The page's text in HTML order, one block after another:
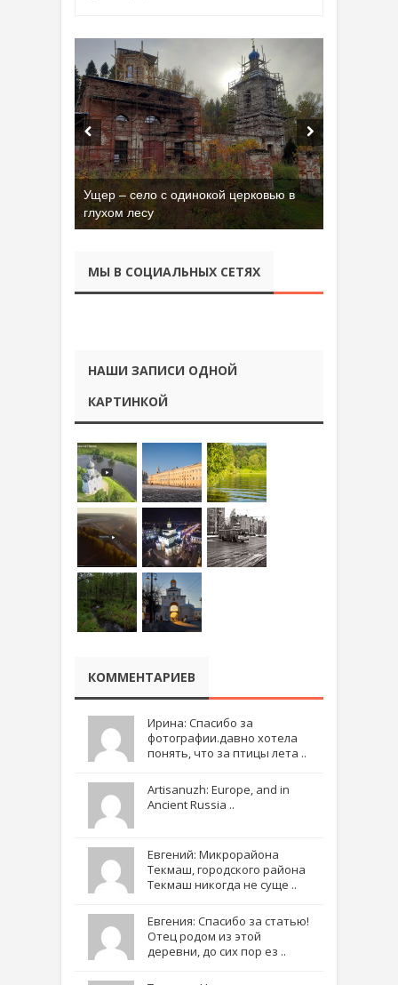
Ущер – село с одинокой церковью в
глухом лесу
МЫ В СОЦИАЛЬНЫХ СЕТЯХ
НАШИ ЗАПИСИ ОДНОЙ
КАРТИНКОЙ
КОММЕНТАРИЕВ
Ирина: Спасибо за
фотографии.давно хотела
понять, что за птицы лета ..
Artisanuzh: Europe, and in
Ancient Russia ..
Евгений: Микрорайона
Текмаш, городского района
Текмаш никогда не суще ..
Евгения: Спасибо за статью!
Отец родом из этой
деревни, до сих пор ез ..